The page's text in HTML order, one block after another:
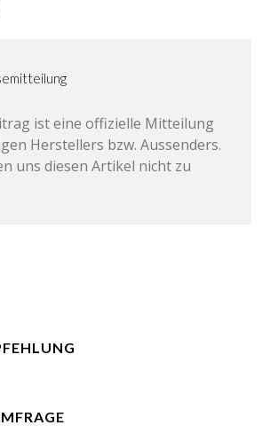
ist eine offizielle Mitteilung
Herstellers bzw. Aussenders.
uns diesen Artikel nicht zu